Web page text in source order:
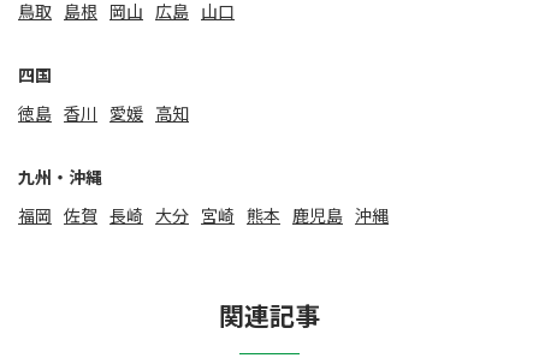
鳥取
島根 岡山 広島 山口
四国
徳島 香川 愛媛 高知
九州・沖縄
福岡
佐賀 ⻑崎 大分 宮崎 熊本 鹿児島 沖縄
関連記事